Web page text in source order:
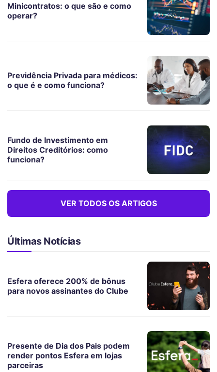
Minicontratos: o que são e como
operar?
Previdência Privada para médicos:
o que é e como funciona?
Fundo de Investimento em
Direitos Creditórios: como
funciona?
VER TODOS OS ARTIGOS
Últimas Notícias
Esfera oferece 200% de bônus
para novos assinantes do Clube
Presente de Dia dos Pais podem
render pontos Esfera em lojas
parceiras